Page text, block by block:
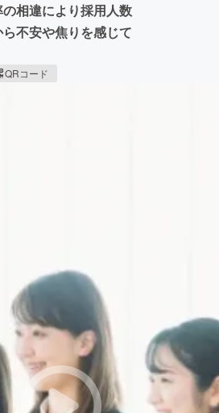
相違により採用人数
不安や焦りを感じて
QRコード